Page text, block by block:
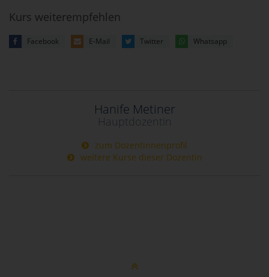
Kurs weiterempfehlen
Facebook E-Mail Twitter Whatsapp
Hanife Metiner
Hauptdozentin
zum Dozentinnenprofil
weitere Kurse dieser Dozentin